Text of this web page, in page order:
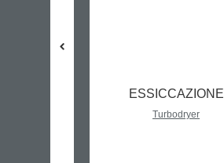
ESSICCAZIONE
Turbodryer